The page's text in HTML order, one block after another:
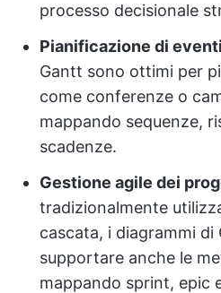
processo decisionale
Pianificazione di
Gantt sono ottimi per
come conferenze o
mappando sequenze,
scadenze.
Gestione agile dei
tradizionalmente
cascata, i diagrammi di
supportare anche le
mappando sprint, epic